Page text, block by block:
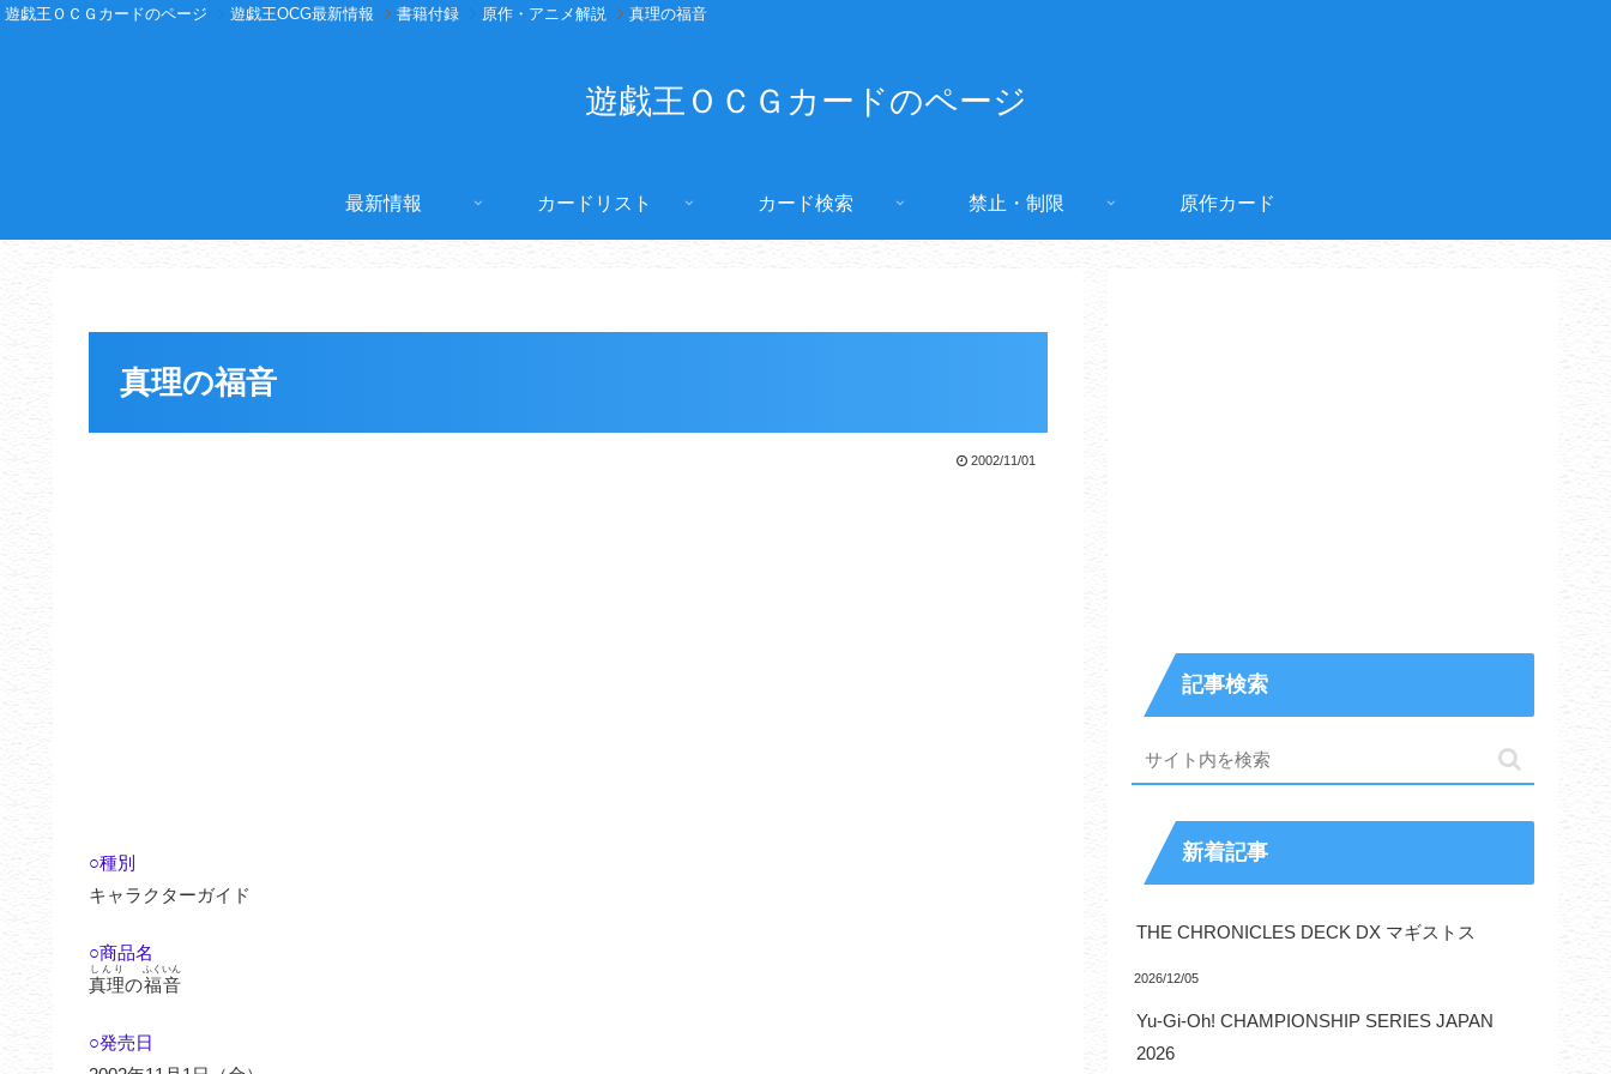
遊戯王ＯＣＧカードのページ 遊戯王OCG最新情報 書籍付録 原作・アニメ解説 真理の福音
遊戯王ＯＣＧカードのページ
最新情報 カードリスト カード検索 禁止・制限 原作カード
真理の福音
2002/11/01
○種別
キャラクターガイド
○商品名
真理
しんり
の福音
ふくいん
○発売日
記事検索
新着記事
THE CHRONICLES DECK DX マギストス
2026/12/05
Yu-Gi-Oh! CHAMPIONSHIP SERIES JAPAN
2026